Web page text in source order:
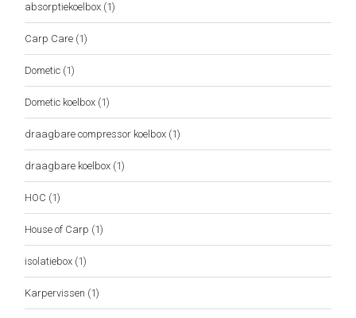
absorptiekoelbox (1)
Carp Care (1)
Dometic (1)
Dometic koelbox (1)
draagbare compressor koelbox (1)
draagbare koelbox (1)
HOC (1)
House of Carp (1)
isolatiebox (1)
Karpervissen (1)